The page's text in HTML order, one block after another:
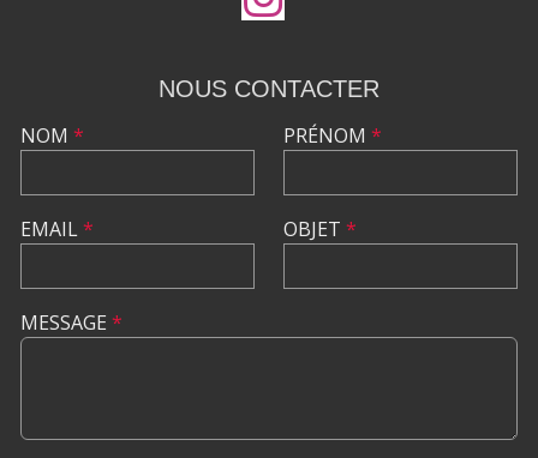
NOUS CONTACTER
NOM *
EMAIL*
PRÉNOM *
OBJET *
MESSAGE *